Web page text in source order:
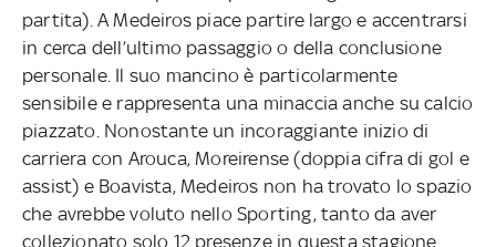
partita). A Medeiros piace partire largo e accentrarsi
in cerca dell’ultimo passaggio o della conclusione
personale. Il suo mancino è particolarmente
sensibile e rappresenta una minaccia anche su calcio
piazzato. Nonostante un incoraggiante inizio di
carriera con Arouca, Moreirense (doppia cifra di gol e
assist) e Boavista, Medeiros non ha trovato lo spazio
che avrebbe voluto nello Sporting, tanto da aver
collezionato solo 12 presenze in questa stagione.